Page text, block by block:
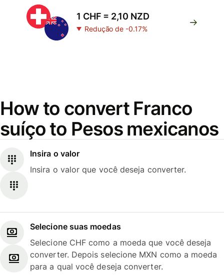
1 CHF = 2,10 NZD
Redução de -0.17%
How to convert Franco
suíço to Pesos mexicanos
Insira o valor
Insira o valor que você deseja converter.
Selecione suas moedas
Selecione CHF como a moeda que você deseja
converter. Depois selecione MXN como a moeda
para a qual você deseja converter.